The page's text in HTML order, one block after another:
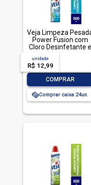
Veja Limpeza
Power Fusion com
Cloro Desinfetante e
Limpador 500mL
unidade
R$ 12,99
COMPRAR
Comprar caixa:24